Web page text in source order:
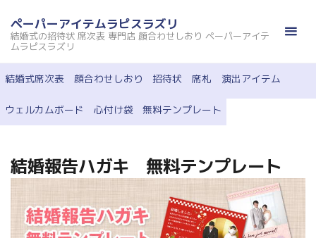
ン
ツ
へ
ス
ペーパーアイテムラピスラズリ
結婚式の招待状 席次表 専門店 顔合わせしおり ペーパーアイテ
ムラピスラズリ
結婚式席次表 顔合わせしおり 招待状 席札 演出アイテム
ウェルカムボード 心付け袋 無料テンプレート
結婚報告ハガキ 無料テンプレート